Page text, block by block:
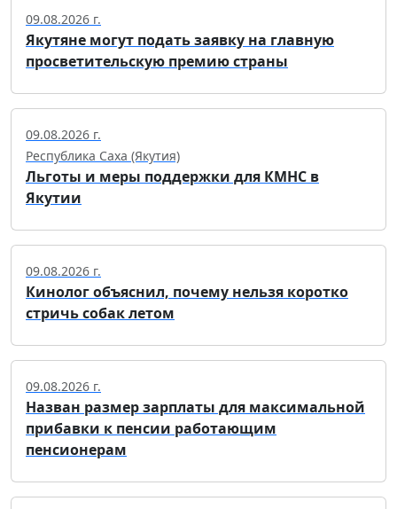
09.08.2026 г.
Якутяне могут подать заявку на главную
просветительскую премию страны
09.08.2026 г.
Республика Саха (Якутия)
Льготы и меры поддержки для КМНС в
Якутии
09.08.2026 г.
Кинолог объяснил, почему нельзя коротко
стричь собак летом
09.08.2026 г.
Назван размер зарплаты для максимальной
прибавки к пенсии работающим
пенсионерам